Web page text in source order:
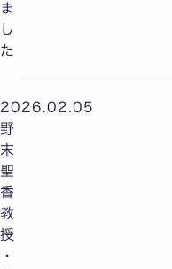
ま
し
た
2026.02.05
野
末
聖
香
教
授
・